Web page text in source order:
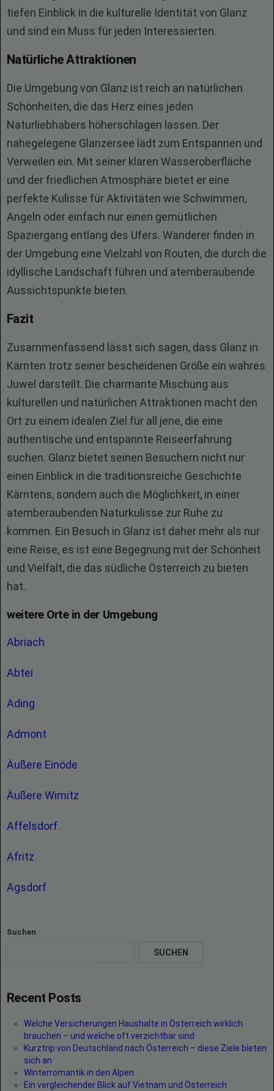
tiefen Einblick in die kulturelle Identität von Glanz
und sind ein Muss für jeden Interessierten.
Natürliche Attraktionen
Die Umgebung von Glanz ist reich an natürlichen
Schönheiten, die das Herz eines jeden
Naturliebhabers höherschlagen lassen. Der
nahegelegene Glanzersee lädt zum Entspannen und
Verweilen ein. Mit seiner klaren Wasseroberfläche
und der friedlichen Atmosphäre bietet er eine
perfekte Kulisse für Aktivitäten wie Schwimmen,
Angeln oder einfach nur einen gemütlichen
Spaziergang entlang des Ufers. Wanderer finden in
der Umgebung eine Vielzahl von Routen, die durch die
idyllische Landschaft führen und atemberaubende
Aussichtspunkte bieten.
Fazit
Zusammenfassend lässt sich sagen, dass Glanz in
Kärnten trotz seiner bescheidenen Größe ein wahres
Juwel darstellt. Die charmante Mischung aus
kulturellen und natürlichen Attraktionen macht den
Ort zu einem idealen Ziel für all jene, die eine
authentische und entspannte Reiseerfahrung
suchen. Glanz bietet seinen Besuchern nicht nur
einen Einblick in die traditionsreiche Geschichte
Kärntens, sondern auch die Möglichkeit, in einer
atemberaubenden Naturkulisse zur Ruhe zu
kommen. Ein Besuch in Glanz ist daher mehr als nur
eine Reise, es ist eine Begegnung mit der Schönheit
und Vielfalt, die das südliche Österreich zu bieten
hat.
weitere Orte in der Umgebung
Abriach
Abtei
Ading
Admont
Äußere Einöde
Äußere Wimitz
Affelsdorf
Afritz
Agsdorf
Suchen
SUCHEN
Recent Posts
Welche Versicherungen Haushalte in Österreich wirklich
brauchen – und welche oft verzichtbar sind
Kurztrip von Deutschland nach Österreich – diese Ziele bieten
sich an
Winterromantik in den Alpen
Ein vergleichender Blick auf Vietnam und Österreich